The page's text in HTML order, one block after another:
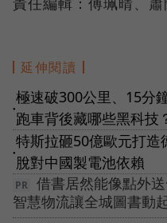
延伸閱讀
●
極速破300公里、15分
跑車背後藏哪些黑科技
●
特斯拉砸50億歐元打
脫對中國製電池依賴
借書居然能像點外
智慧物流讓全城圖書動